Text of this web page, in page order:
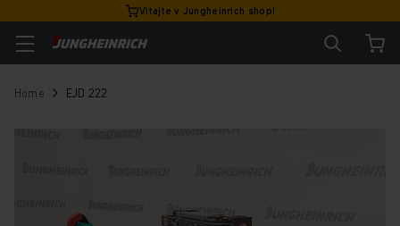
Vitajte v Jungheinrich shop!
Home EJD 222